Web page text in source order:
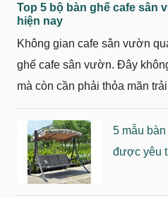
Top 5 bộ bàn ghế cafe sân
hiện nay
Không gian cafe sân vườn
ghế cafe sân vườn. Đây
mà còn cần phải thỏa mãn
thẩm mỹ. Vậy bàn ghế cafe
phải chăng? Tùy vào không
mà bạn có thể chọn một số
dưới đây:
5 mẫu
được yêu